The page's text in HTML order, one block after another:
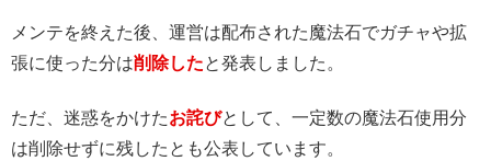
メンテを終えた後、運営は配布された魔法石でガチャや拡
張に使った分は削除したと発表しました。
ただ、迷惑をかけたお詫びとして、一定数の魔法石使用分
は削除せずに残したとも公表しています。